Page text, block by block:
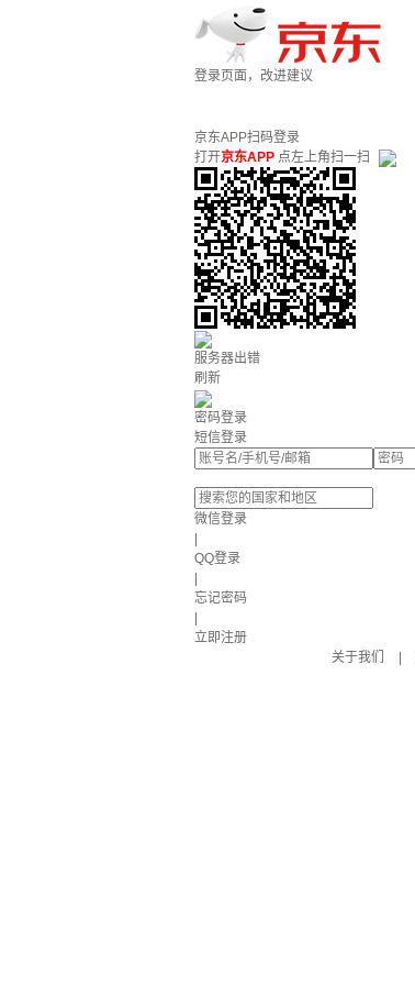
登录页面，改进建议
京东APP扫码登录
打开京东APP 点左上角扫一扫
服务器出错
刷新
密码登录
短信登录
微信登录
QQ登录
忘记密码
立即注册
关于我们